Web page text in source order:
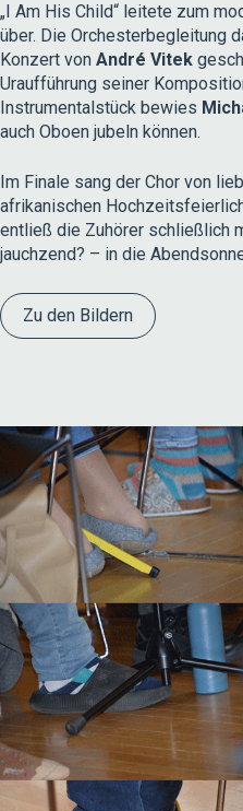
„I Am His Child“ leitete zum
über. Die Orchesterbegleitung
Konzert von André Vitek
Uraufführung seiner
Instrumentalstück bewies
auch Oboen jubeln können.
Im Finale sang der Chor von
afrikanischen
entließ die Zuhörer schließlich
jauchzend? – in die
Zu den Bildern